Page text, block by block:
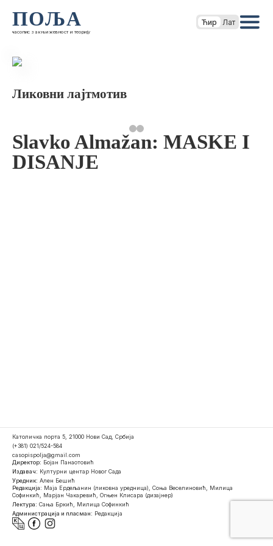
ПОЉА
часопис за књижевност и теорију
Ћир Лат
Ликовни лајтмотив
Slavko Almažan: MASKE I
DISANJE
Католичка порта 5, 21000 Нови Сад, Србија
(+381) 021/524-584
casopispolja@gmail.com
Директор: Бојан Панаотовић
Издавач: Културни центар Новог Сада
Уредник: Ален Бешић
Редакција: Маја Ердељанин (ликовна уредница), Соња Веселиновић, Милица
Софинкић, Марјан Чакаревић, Огњен Клисара (дизајнер)
Лектура: Сања Бркић, Милица Софинкић
Администрација и пласман: Редакција